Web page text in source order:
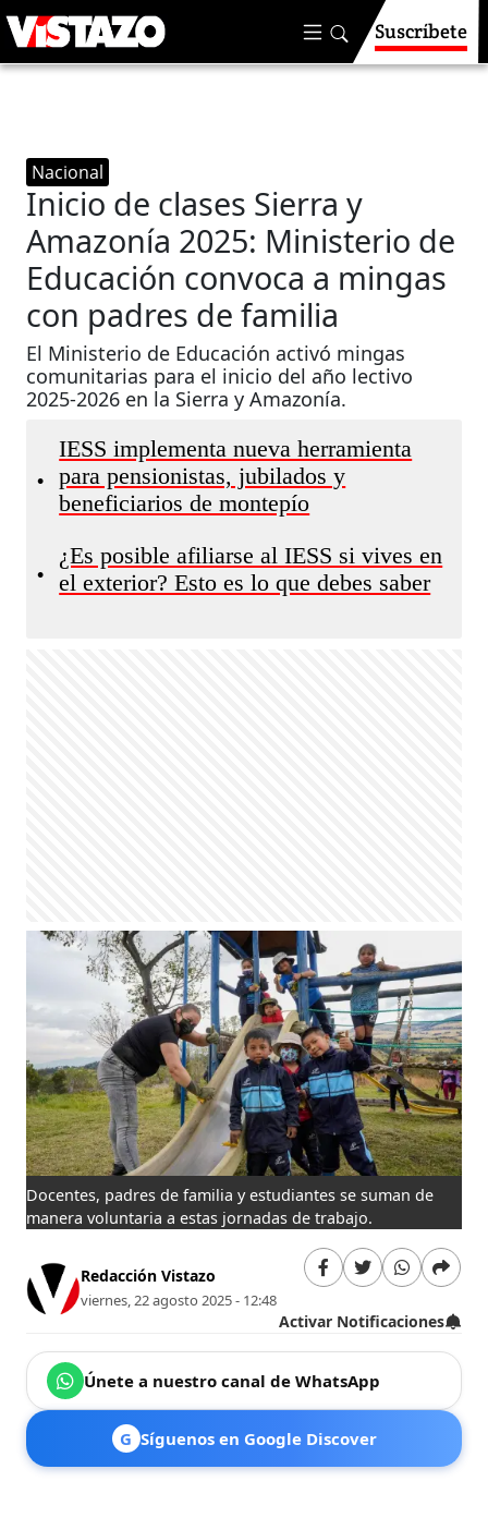
Suscríbete
Nacional
Inicio de clases Sierra y
Amazonía 2025: Ministerio de
Educación convoca a mingas
con padres de familia
El Ministerio de Educación activó mingas
comunitarias para el inicio del año lectivo
2025-2026 en la Sierra y Amazonía.
•
IESS implementa nueva herramienta
para pensionistas, jubilados y
beneficiarios de montepío
•
¿Es posible afiliarse al IESS si vives en
el exterior? Esto es lo que debes saber
Docentes, padres de familia y estudiantes se suman de
manera voluntaria a estas jornadas de trabajo.
Redacción Vistazo
viernes, 22 agosto 2025 - 12:48
Activar Notificaciones
Únete a nuestro canal de WhatsApp
G Síguenos en Google Discover